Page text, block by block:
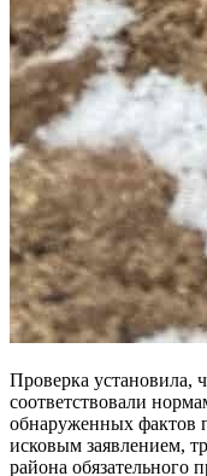
Проверка установила,
соответствовали
обнаруженных фактов
исковым заявлением,
района обязательного